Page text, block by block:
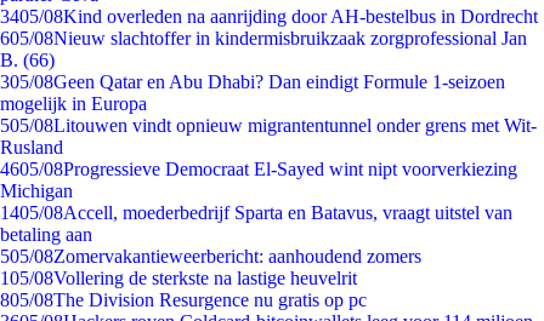
3405/08Kind overleden na aanrijding door AH-bestelbus in Dordrecht
605/08Nieuw slachtoffer in kindermisbruikzaak zorgprofessional Jan
B. (66)
305/08Geen Qatar en Abu Dhabi? Dan eindigt Formule 1-seizoen
mogelijk in Europa
505/08Litouwen vindt opnieuw migrantentunnel onder grens met Wit-
Rusland
4605/08Progressieve Democraat El-Sayed wint nipt voorverkiezing
Michigan
1405/08Accell, moederbedrijf Sparta en Batavus, vraagt uitstel van
betaling aan
505/08Zomervakantieweerbericht: aanhoudend zomers
105/08Vollering de sterkste na lastige heuvelrit
805/08The Division Resurgence nu gratis op pc